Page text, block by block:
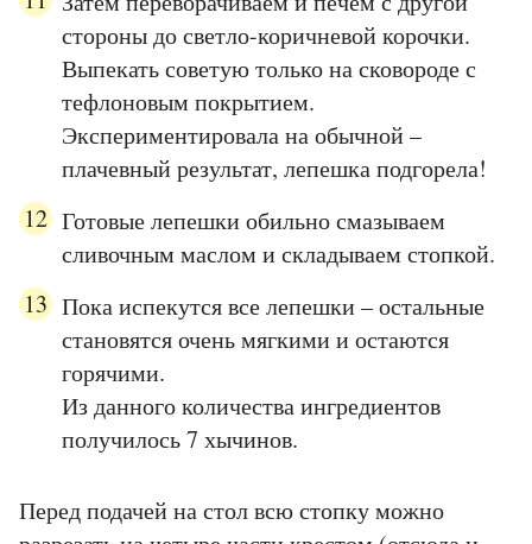
стороны до светло-коричневой корочки.
Выпекать советую только на сковороде с
тефлоновым покрытием.
Экспериментировала на обычной –
плачевный результат, лепешка подгорела!
Готовые лепешки обильно смазываем
сливочным маслом и складываем стопкой.
Пока испекутся все лепешки – остальные
становятся очень мягкими и остаются
горячими.
Из данного количества ингредиентов
получилось 7 хычинов.
Перед подачей на стол всю стопку можно